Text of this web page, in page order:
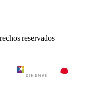
reservados